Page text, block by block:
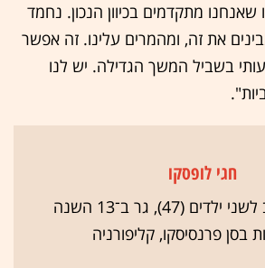
שאנחנו מתקדמים בכיוון הנכון. נחמד
את זה, ומהמרים עלינו. זה אפשר
בשביל המשך הגדילה. יש לנו
חגי לופסקו
נשוי ואב לשני ילדים (47), גר ב־13 השנה
בסן פרנסיסקו, קליפורניה